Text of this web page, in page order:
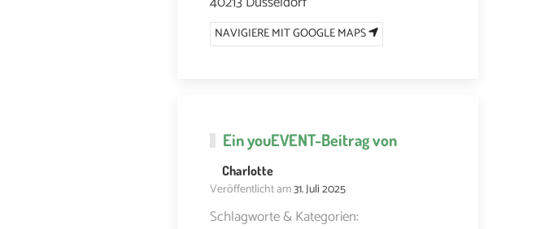
NAVIGIERE MIT GOOGLE MAPS
EinyouEVENT-Beitrag von
Charlotte
Veröffentlicht am31. Juli 2025
Schlagworte & Kategorien: